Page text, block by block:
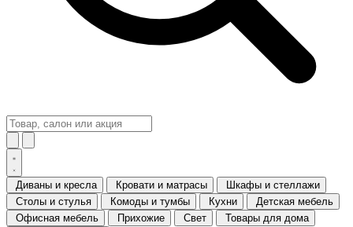
Диваны и кресла Кровати и матрасы
Шкафы и стеллажи
Столы и стулья
Комоды и тумбы Кухни
Детская мебель
Офисная мебель
Прихожие Свет
Товары для дома